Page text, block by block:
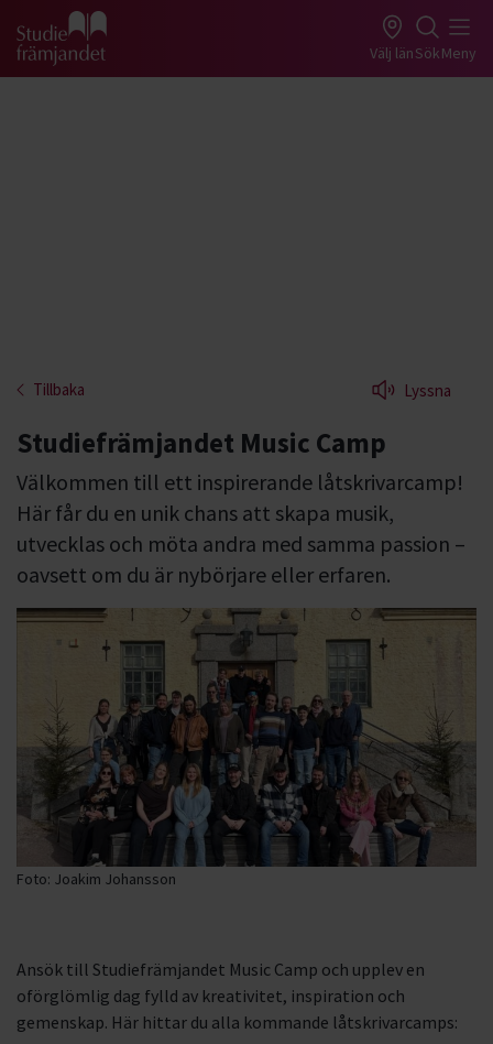
Gå till studiefrämjandets startsida Välj länSökMeny
Tillbaka Lyssna
Studiefrämjandet Music Camp
Välkommen till ett inspirerande låtskrivarcamp!
Här får du en unik chans att skapa musik,
utvecklas och möta andra med samma passion –
oavsett om du är nybörjare eller erfaren.
Foto: Joakim Johansson
Ansök till Studiefrämjandet Music Camp och upplev en
oförglömlig dag fylld av kreativitet, inspiration och
gemenskap. Här hittar du alla kommande låtskrivarcamps: